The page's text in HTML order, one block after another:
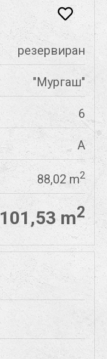
резервиран
"Мургаш"
6
А
88,02 m2
101,53 m2